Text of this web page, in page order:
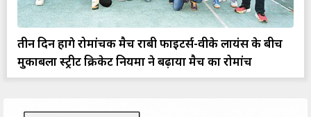
तीन दिन होंगे रोमांचक मैच राबी फाइटर्स-वीके लायंस के बीच
मुकाबला स्ट्रीट क्रिकेट नियमों ने बढ़ाया मैच का रोमांच